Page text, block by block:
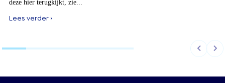
deze hier terugkijkt, zie...
Lees verder ›